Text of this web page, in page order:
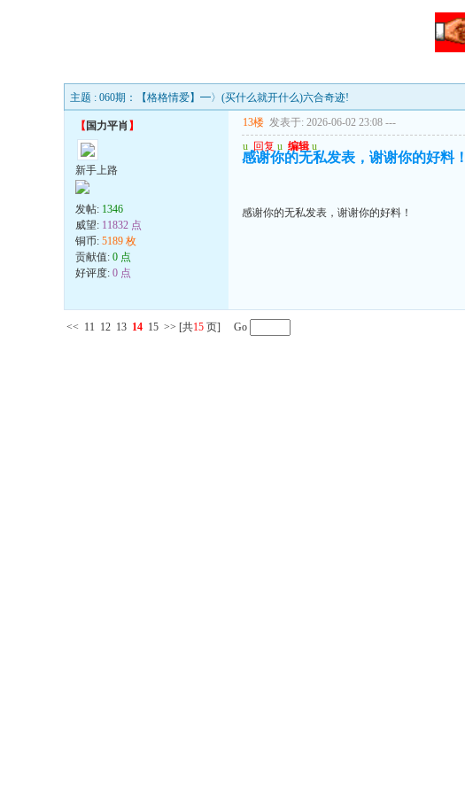
主题 : 060期：【格格情爱】━〉(买什么就开什么)六合奇迹!
【 国力平肖 】
新手上路
发帖: 1346
威望: 11832 点
铜币: 5189 枚
贡献值: 0 点
好评度: 0 点
13楼 发表于: 2026-06-02 23:08 ---
u 回复 u 编辑 u
感谢你的无私发表，谢谢你的好料！
感谢你的无私发表，谢谢你的好料！
<< 11 12 13 14 15 >> [共15 页] Go